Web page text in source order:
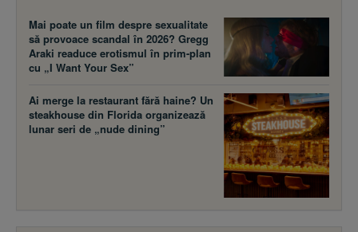
Mai poate un film despre sexualitate
să provoace scandal în 2026? Gregg
Araki readuce erotismul în prim-plan
cu „I Want Your Sex”
Ai merge la restaurant fără haine? Un
steakhouse din Florida organizează
lunar seri de „nude dining”